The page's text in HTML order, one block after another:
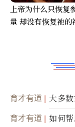
育才有道 大多
育才有道 如何
上帝为什么只恢复
量 却没有恢复祂的